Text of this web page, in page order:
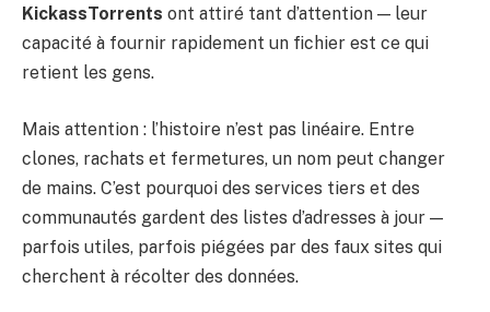
KickassTorrents ont attiré tant d’attention — leur
capacité à fournir rapidement un fichier est ce qui
retient les gens.
Mais attention : l’histoire n’est pas linéaire. Entre
clones, rachats et fermetures, un nom peut changer
de mains. C’est pourquoi des services tiers et des
communautés gardent des listes d’adresses à jour —
parfois utiles, parfois piégées par des faux sites qui
cherchent à récolter des données.